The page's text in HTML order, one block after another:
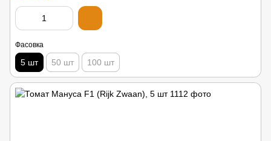
Фасовка
5 шт 50 шт 100 шт